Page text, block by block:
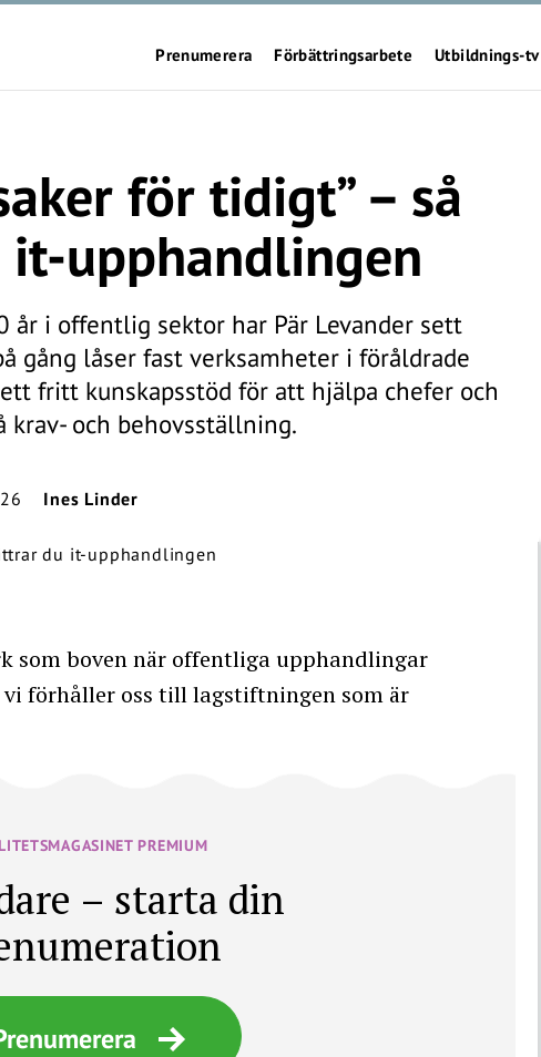
Prenumerera Förbättringsarbete Utbildnings-tv
för tidigt” – så
upphandlingen
år i offentlig sektor har Pär Levander sett
gång låser fast verksamheter i föråldrade
fritt kunskapsstöd för att hjälpa chefer och
och behovsställning.
Ines Linder
som boven när offentliga upphandlingar
vi förhåller oss till lagstiftningen som är
PREMIUM
– starta din